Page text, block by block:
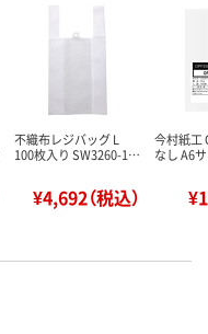
不織布レジバッグ L
100枚入り SW3260-1…
¥4,692（税込）
今村紙工
なし A6